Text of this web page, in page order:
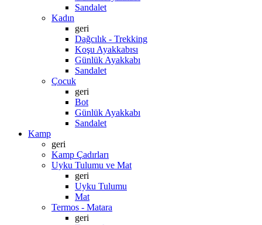
Sandalet
Kadın
geri
Dağcılık - Trekking
Koşu Ayakkabısı
Günlük Ayakkabı
Sandalet
Çocuk
geri
Bot
Günlük Ayakkabı
Sandalet
Kamp
geri
Kamp Çadırları
Uyku Tulumu ve Mat
geri
Uyku Tulumu
Mat
Termos - Matara
geri